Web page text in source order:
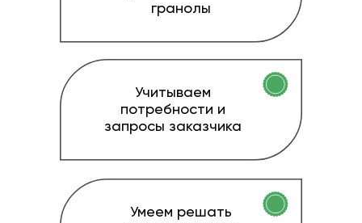
гранолы
Учитываем
потребности и
запросы заказчика
Умеем решать